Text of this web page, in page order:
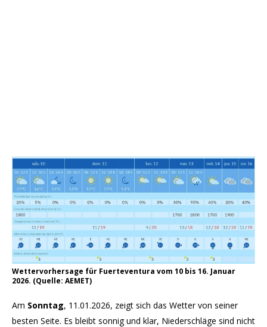
Wettervorhersage für Fuerteventura vom 10 bis 16. Januar
2026. (Quelle: AEMET)
Am Sonntag, 11.01.2026, zeigt sich das Wetter von seiner
besten Seite. Es bleibt sonnig und klar, Niederschläge sind nicht